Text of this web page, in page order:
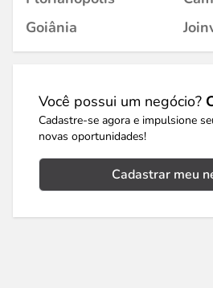
Goiânia
Você possui um negócio?
Cadastre-se agora e impulsione
novas oportunidades!
Cadastrar meu